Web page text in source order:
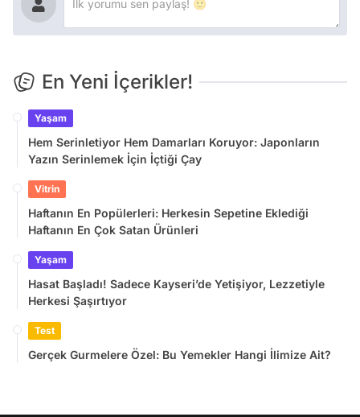
En Yeni İçerikler!
Yaşam
Hem Serinletiyor Hem Damarları Koruyor: Japonların
Yazın Serinlemek İçin İçtiği Çay
Vitrin
Haftanın En Popülerleri: Herkesin Sepetine Eklediği
Haftanın En Çok Satan Ürünleri
Yaşam
Hasat Başladı! Sadece Kayseri’de Yetişiyor, Lezzetiyle
Herkesi Şaşırtıyor
Test
Gerçek Gurmelere Özel: Bu Yemekler Hangi İlimize Ait?